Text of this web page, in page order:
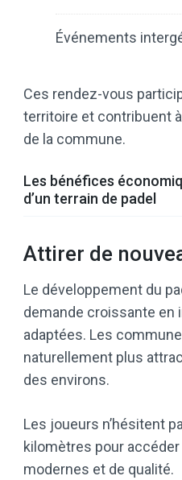
Événements
Ces rendez-vous
territoire et contribuent
de la commune.
Les bénéfices
d’un terrain de padel
Attirer de
Le développement du
demande croissante en
adaptées. Les
naturellement plus
des environs.
Les joueurs n’hésitent
kilomètres pour
modernes et de qualité.